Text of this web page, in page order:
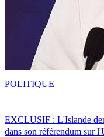
EXCLUSIF : L'Islande
dans son référendum sur
POLITIQUE